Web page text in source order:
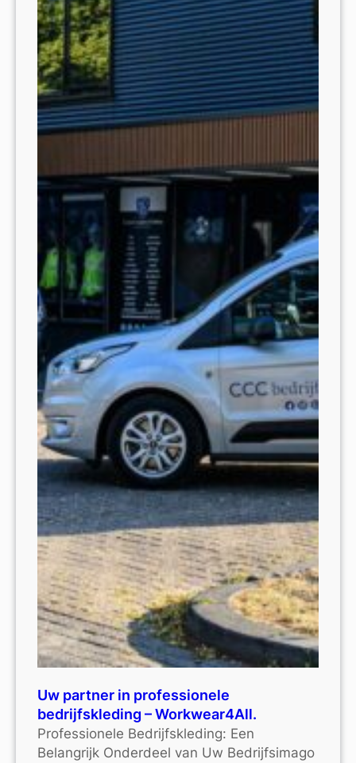
Uw partner in professionele
bedrijfskleding – Workwear4All.
Professionele Bedrijfskleding: Een
Belangrijk Onderdeel van Uw Bedrijfsimago